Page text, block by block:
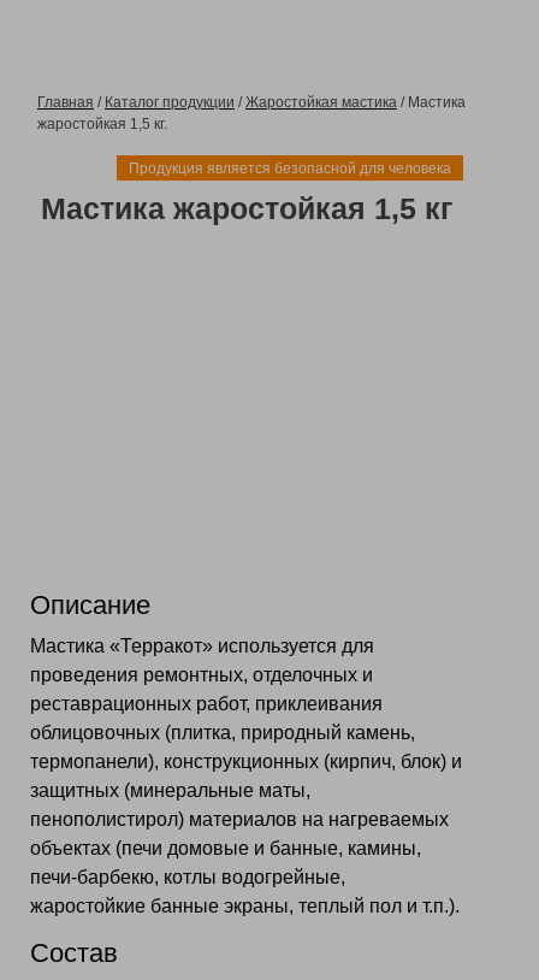
Описание
Состав
Продукция является безопасной для человека
Главная / Каталог продукции /Жаростойкая мастика / Мастика
жаростойкая 1,5 кг.
Мастика «Терракот» используется для
проведения ремонтных, отделочных и
реставрационных работ, приклеивания
облицовочных (плитка, природный камень,
термопанели), конструкционных (кирпич, блок) и
защитных (минеральные маты,
пенополистирол) материалов на нагреваемых
объектах (печи домовые и банные, камины,
печи-барбекю, котлы водогрейные,
жаростойкие банные экраны, теплый пол и т.п.).
Мастика жаростойкая 1,5 кг